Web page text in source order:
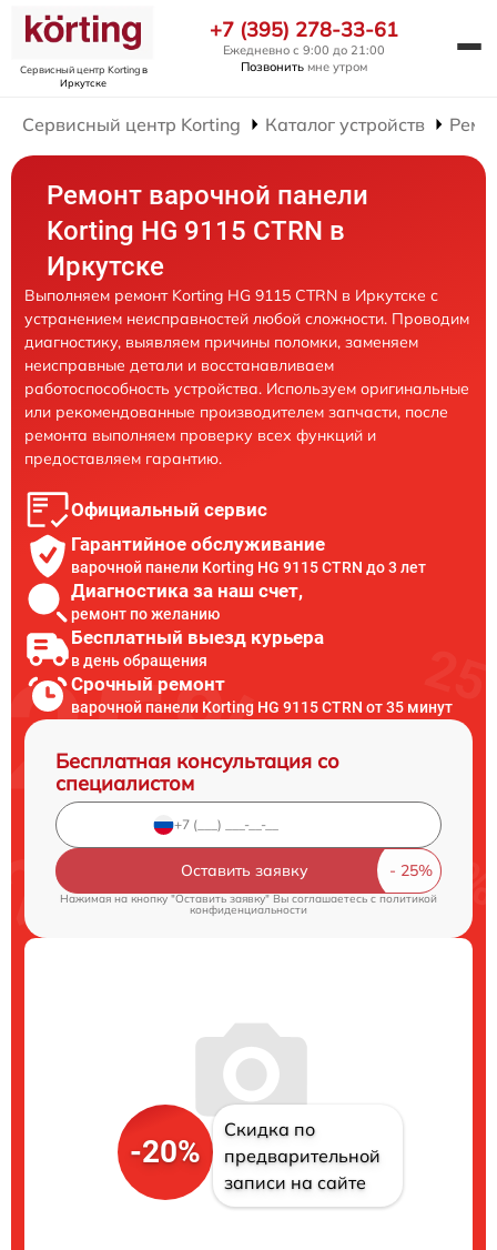
Сервисный центр Kortingв
Иркутске
+7 (395) 278-33-61
Ежедневно с 9:00 до 21:00
Позвонить мне утром
Сервисный центр Korting Каталог устройств
Ремонт варочной панели
Korting HG 9115 CTRN в
Иркутске
Выполняем ремонт Korting HG 9115 CTRN в Иркутске с
устранением неисправностей любой сложности. Проводим
диагностику, выявляем причины поломки, заменяем
неисправные детали и восстанавливаем
работоспособность устройства. Используем оригинальные
или рекомендованные производителем запчасти, после
ремонта выполняем проверку всех функций и
предоставляем гарантию.
Официальный сервис
Гарантийное обслуживание
варочной панели Korting HG 9115 CTRN до 3 лет
Диагностика за наш счет,
ремонт по желанию
Бесплатный выезд курьера
в день обращения
Срочный ремонт
варочной панели Korting HG 9115 CTRN от 35 минут
Бесплатная консультация со
специалистом
Оставить заявку
Нажимая на кнопку "Оставить заявку" Вы соглашаетесь cполитикой
конфиденциальности
-20%
Скидка по
предварительной
записи на сайте